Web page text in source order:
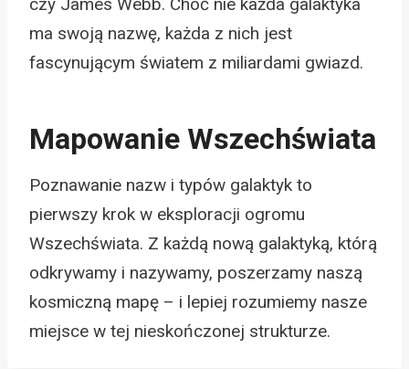
ma swoją nazwę, każda z nich jest
fascynującym światem z miliardami gwiazd.
Mapowanie Wszechświata
Poznawanie nazw i typów galaktyk to
pierwszy krok w eksploracji ogromu
Wszechświata. Z każdą nową galaktyką, którą
odkrywamy i nazywamy, poszerzamy naszą
kosmiczną mapę – i lepiej rozumiemy nasze
miejsce w tej nieskończonej strukturze.